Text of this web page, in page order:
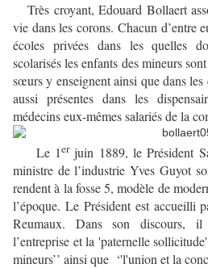
Très croyant, Edouard Bollaert
vie dans les corons. Chacun d’entre
écoles privées dans les quelles
scolarisés les enfants des mineurs
sœurs y enseignent ainsi que dans les
aussi présentes dans les
médecins eux-mêmes salariés de la
Le 1erjuin 1889, le Président
ministre de l’industrie Yves Guyot
rendent à la fosse 5, modèle de
l’époque. Le Président est accueilli
Reumaux. Dans son discours,
l’entreprise et la 'paternelle
mineurs’’ ainsi que ‘'l'union et la